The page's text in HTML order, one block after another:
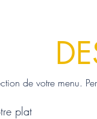
de votre menu.
plat